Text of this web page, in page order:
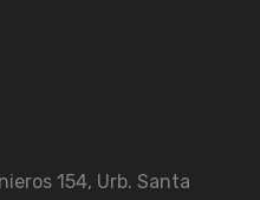
154, Urb. Santa